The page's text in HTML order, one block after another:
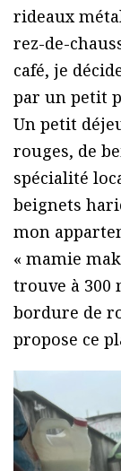
rideaux
rez-de-
café, je
par un petit
Un petit
rouges, de
spécialité
beignets
mon
« mamie
trouve à 300
bordure de
propose ce